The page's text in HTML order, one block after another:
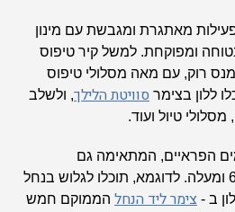
מאתגרת ומגבשת עם מינון
ומפוקחת. למשל קיר טיפוס
רוק, עם מאה מסלולי טיפוס
ללון בצימר סוויטת הלילך, ולשלב
טיול ועוד.
הפראיים, המתאימה גם
לדוגמא, תוכלו לגלוש בנחל
ב - צימר ליד הנחל הממוקם חמש